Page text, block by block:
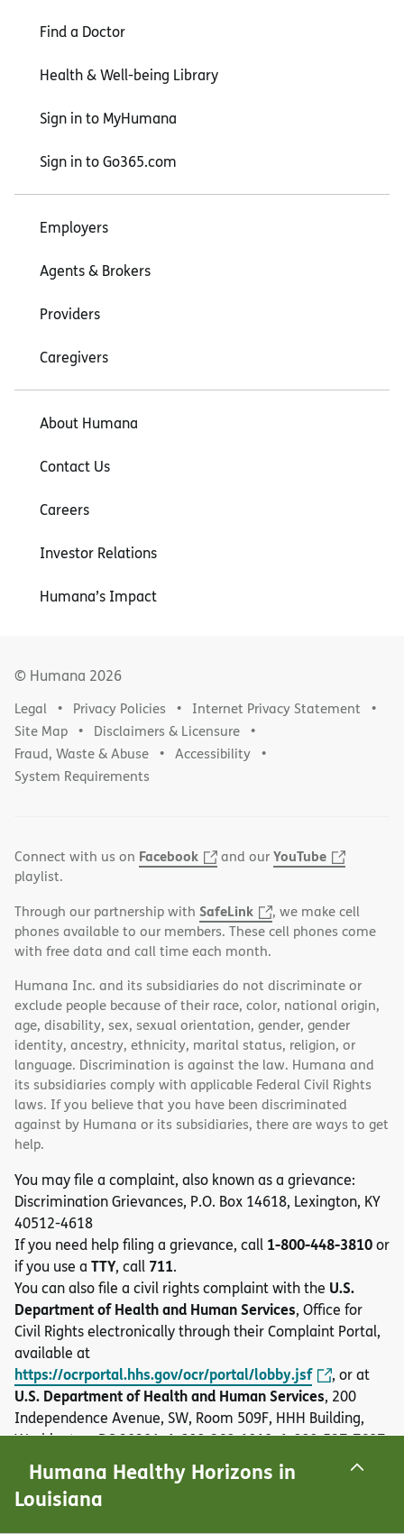
Humana Healthy Horizons in
Louisiana
Find a Doctor
Health & Well-being Library
Sign in to MyHumana
Sign in to Go365.com
Employers
Agents & Brokers
Providers
Caregivers
About Humana
Contact Us
Careers
Investor Relations
Humana’s Impact
© Humana 2026
Legal Privacy Policies
Internet Privacy Statement
Site Map
Disclaimers & Licensure
Fraud, Waste & Abuse
Accessibility
System Requirements
Connect with us on Facebook and ourYouTube
playlist.
Through our partnership with SafeLink
, we make cell
phones available to our members. These cell phones come
with free data and call time each month.
Humana Inc. and its subsidiaries do not discriminate or
exclude people because of their race, color, national origin,
age, disability, sex, sexual orientation, gender, gender
identity, ancestry, ethnicity, marital status, religion, or
language. Discrimination is against the law. Humana and
its subsidiaries comply with applicable Federal Civil Rights
laws. If you believe that you have been discriminated
against by Humana or its subsidiaries, there are ways to get
help.
You may file a complaint, also known as a grievance:
Discrimination Grievances, P.O. Box 14618, Lexington, KY
40512-4618
If you need help filing a grievance, call 1-800-448-3810or
if you use a TTY, call 711.
You can also file a civil rights complaint with the U.S.
Department of Health and Human Services, Office for
Civil Rights electronically through their Complaint Portal,
available at
https://ocrportal.hhs.gov/ocr/portal/lobby.jsf , or at
U.S. Department of Health and Human Services, 200
Independence Avenue, SW, Room 509F, HHH Building,
Washington, DC 20201,1-800-368-1019, 1-800-537-7697
(TDD)
. Complaint forms are available at
https://www.hhs.gov/ocr/office/file/index.html
Auxiliary aids and services, free of charge, are available to